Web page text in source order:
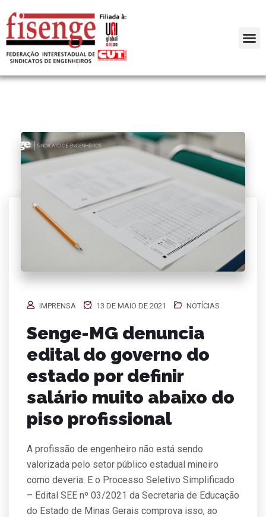
IMPRENSA 13 DE MAIO DE 2021 NOTÍCIAS
Senge-MG denuncia
edital do governo do
estado por definir
salário muito abaixo do
piso profissional
A profissão de engenheiro não está sendo
valorizada pelo setor público estadual mineiro
como deveria. E o Processo Seletivo Simplificado
– Edital SEE nº 03/2021 da Secretaria de Educação
do Estado de Minas Gerais comprova isso, ao